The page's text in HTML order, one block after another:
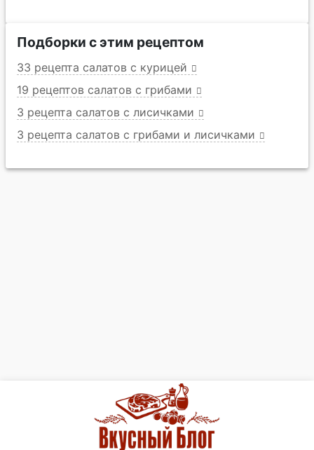
Подборки с этим рецептом
33 рецепта салатов с курицей
19 рецептов салатов с грибами
3 рецепта салатов с лисичками
3 рецепта салатов с грибами и лисичками